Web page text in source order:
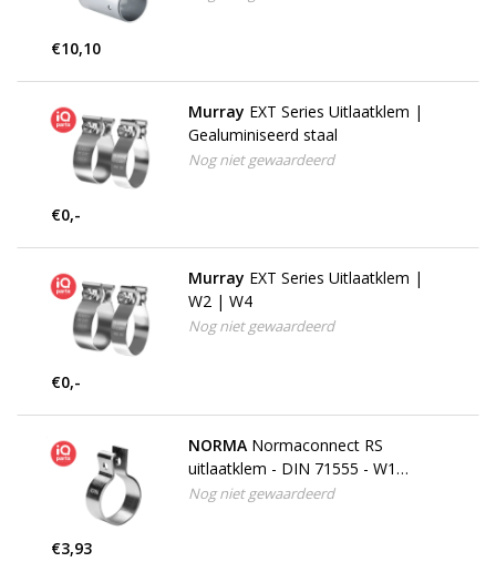
€10,10
Murray EXT Series Uitlaatklem |
Gealuminiseerd staal
Nog niet gewaardeerd
€0,-
Murray EXT Series Uitlaatklem |
W2 | W4
Nog niet gewaardeerd
€0,-
NORMA Normaconnect RS
uitlaatklem - DIN 71555 - W1
Verzinkt
Nog niet gewaardeerd
€3,93